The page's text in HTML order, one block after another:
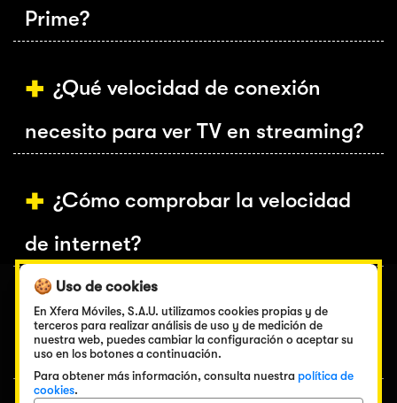
Prime?
¿Qué velocidad de conexión
necesito para ver TV en streaming?
¿Cómo comprobar la velocidad
de internet?
¿MásMóvil cuenta oferta de tu
fútbol por TV?
🍪 Uso de cookies
En Xfera Móviles, S.A.U. utilizamos cookies propias y de
terceros para realizar análisis de uso y de medición de
nuestra web, puedes cambiar la configuración o aceptar su
uso en los botones a continuación.
Para obtener más información, consulta nuestra política de
cookies.